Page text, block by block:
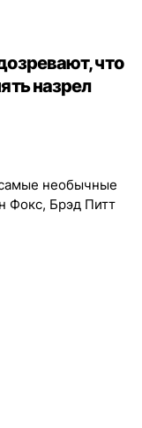
что
назрел